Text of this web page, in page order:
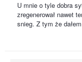
U mnie o tyle dobra
zregenerował nawet
snieg. Z tym że